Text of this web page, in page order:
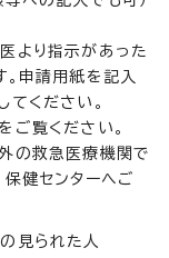
より指示があった
申請用紙を記入
てください。
ご覧ください。
の救急医療機関で
健センターへご
見られた人